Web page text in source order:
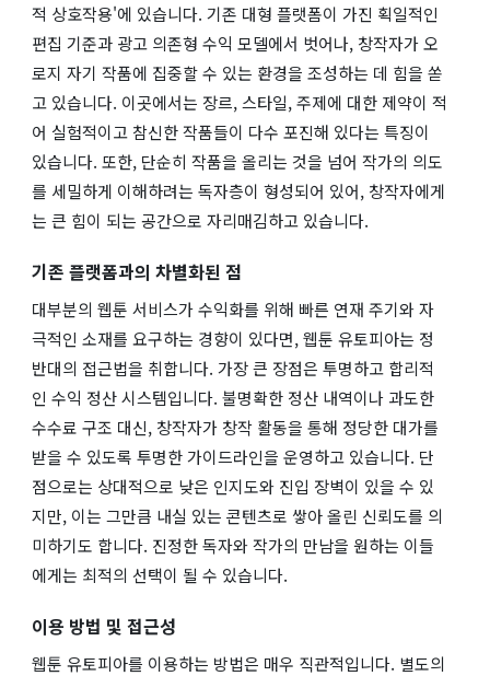
적 상호작용'에 있습니다. 기존 대형 플랫폼이 가진 획일적인
편집 기준과 광고 의존형 수익 모델에서 벗어나, 창작자가 오
로지 자기 작품에 집중할 수 있는 환경을 조성하는 데 힘을 쏟
고 있습니다. 이곳에서는 장르, 스타일, 주제에 대한 제약이 적
어 실험적이고 참신한 작품들이 다수 포진해 있다는 특징이
있습니다. 또한, 단순히 작품을 올리는 것을 넘어 작가의 의도
를 세밀하게 이해하려는 독자층이 형성되어 있어, 창작자에게
는 큰 힘이 되는 공간으로 자리매김하고 있습니다.
기존 플랫폼과의 차별화된 점
대부분의 웹툰 서비스가 수익화를 위해 빠른 연재 주기와 자
극적인 소재를 요구하는 경향이 있다면, 웹툰 유토피아는 정
반대의 접근법을 취합니다. 가장 큰 장점은 투명하고 합리적
인 수익 정산 시스템입니다. 불명확한 정산 내역이나 과도한
수수료 구조 대신, 창작자가 창작 활동을 통해 정당한 대가를
받을 수 있도록 투명한 가이드라인을 운영하고 있습니다. 단
점으로는 상대적으로 낮은 인지도와 진입 장벽이 있을 수 있
지만, 이는 그만큼 내실 있는 콘텐츠로 쌓아 올린 신뢰도를 의
미하기도 합니다. 진정한 독자와 작가의 만남을 원하는 이들
에게는 최적의 선택이 될 수 있습니다.
이용 방법 및 접근성
웹툰 유토피아를 이용하는 방법은 매우 직관적입니다. 별도의